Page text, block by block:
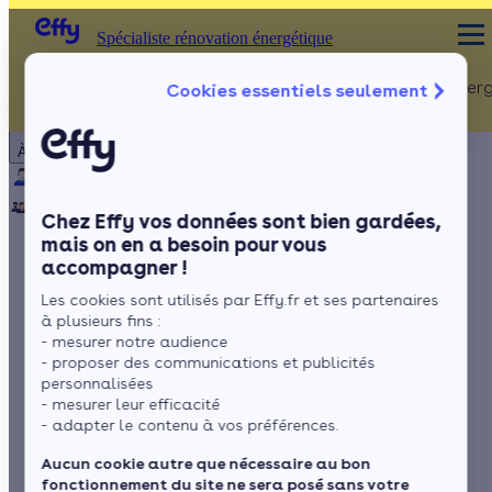
Cookies essentiels seulement
Chez Effy vos données sont bien gardées,
mais on en a besoin pour vous
accompagner !
Les cookies sont utilisés par Effy.fr et ses partenaires
à plusieurs fins :
- mesurer notre audience
- proposer des communications et publicités
personnalisées
- mesurer leur efficacité
- adapter le contenu à vos préférences.
Aucun cookie autre que nécessaire au bon
fonctionnement du site ne sera posé sans votre
À propos
Notre équipe
Rejoignez-nous Presse
Spécialiste rénovation énergétique Rénovation
Murs
Sols
Spécialiste rénovation énergétique
Quels travaux
entreprendre après
l'isolation de ses
combles ?